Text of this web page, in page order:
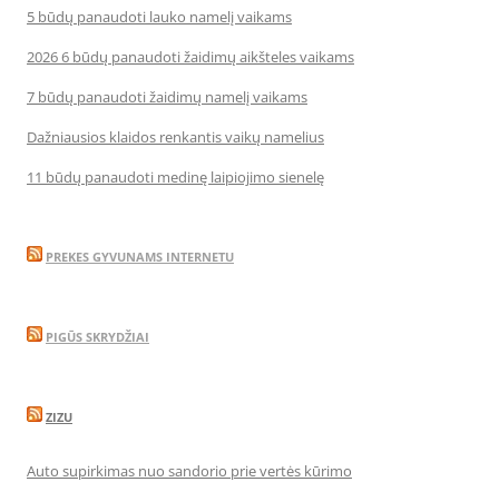
5 būdų panaudoti lauko namelį vaikams
2026 6 būdų panaudoti žaidimų aikšteles vaikams
7 būdų panaudoti žaidimų namelį vaikams
Dažniausios klaidos renkantis vaikų namelius
11 būdų panaudoti medinę laipiojimo sienelę
PREKES GYVUNAMS INTERNETU
PIGŪS SKRYDŽIAI
ZIZU
Auto supirkimas nuo sandorio prie vertės kūrimo